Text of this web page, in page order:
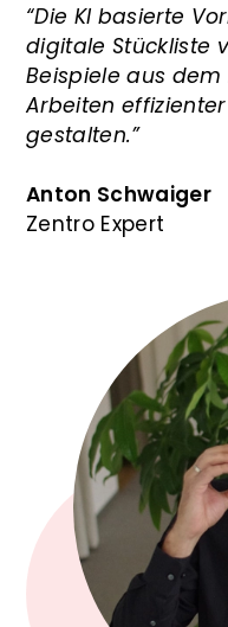
“Die KI basierte
digitale Stückliste
Beispiele aus dem
Arbeiten
gestalten.”
Anton Schwaiger
Zentro Expert